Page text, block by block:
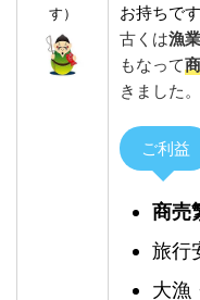
す）
お持ちです
古くは漁
もなって
きました。
ご利益
商売
旅行
大漁